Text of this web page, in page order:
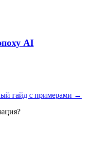
AI
гайд с примерами →
?